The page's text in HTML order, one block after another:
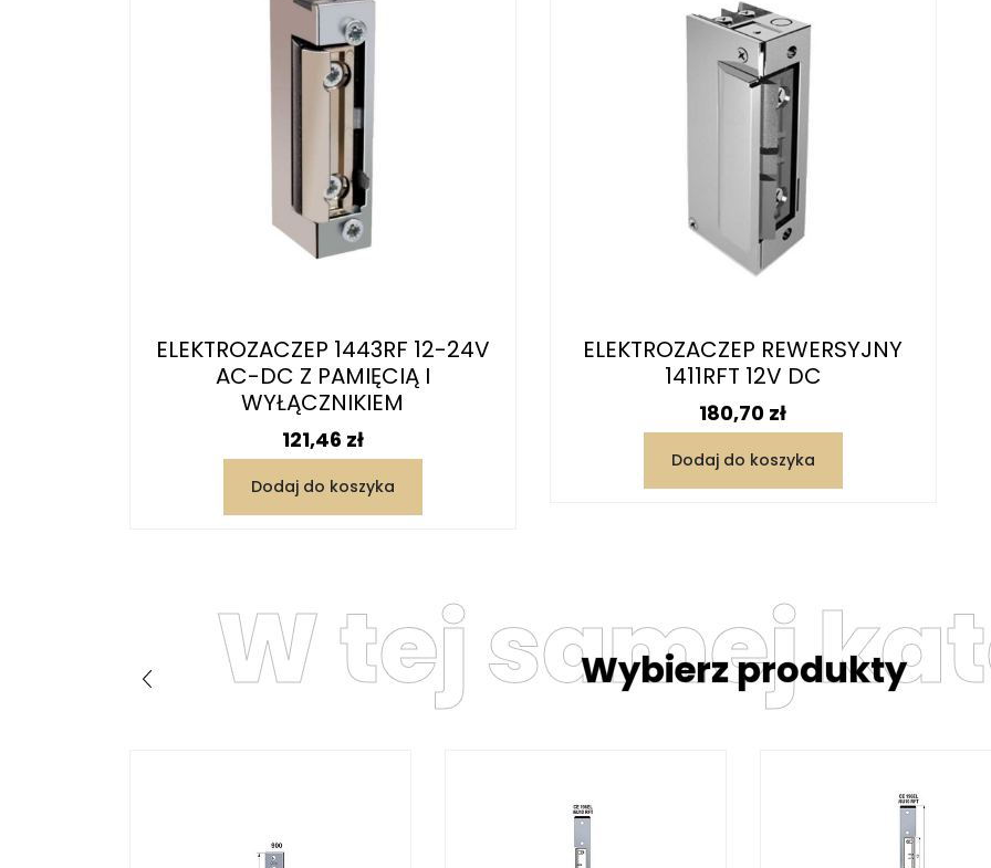
ELEKTROZACZEP 1443RF 12-24V
AC-DC Z PAMIĘCIĄ I
WYŁĄCZNIKIEM
Cena
121,46 zł
Dodaj do koszyka
ELEKTROZACZEP REWERSYJNY
1411RFT 12V DC
Cena
180,70 zł
Dodaj do koszyka
W tej samej
Wybierz produkty